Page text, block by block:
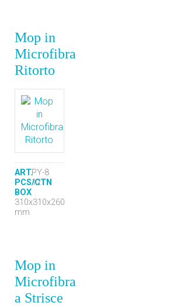
Mop in
Microfibra
Ritorto
ART.PY-8
PCS/CTN
12
BOX
310x310x260
mm
Mop in
Microfibra
a Strisce